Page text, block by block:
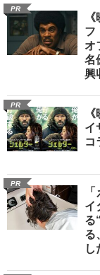
PR
フ
オ
名
興
PR
イ
コ
PR
イ
る
る
し